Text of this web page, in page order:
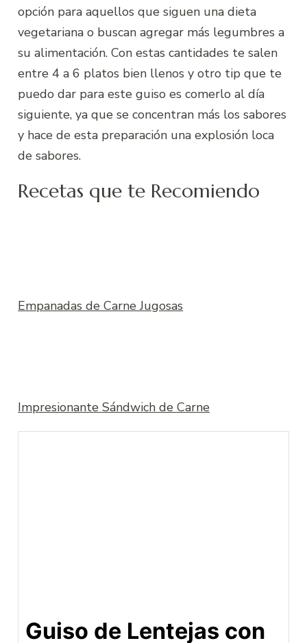
opción para aquellos que siguen una dieta
vegetariana o buscan agregar más legumbres a
su alimentación. Con estas cantidades te salen
entre 4 a 6 platos bien llenos y otro tip que te
puedo dar para este guiso es comerlo al día
siguiente, ya que se concentran más los sabores
y hace de esta preparación una explosión loca
de sabores.
Recetas que te Recomiendo
Empanadas de Carne Jugosas
Impresionante Sándwich de Carne
Guiso de Lentejas con